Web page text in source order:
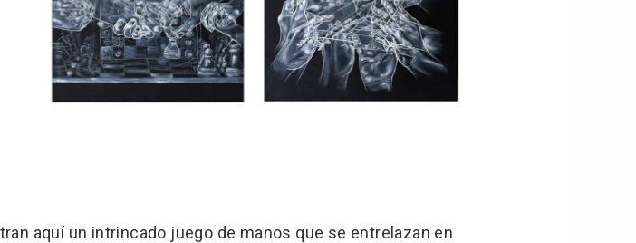
aquí un intrincado juego de manos que se entrelazan en